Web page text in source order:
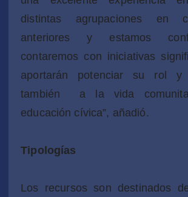
distintas agrupaciones en
anteriores y estamos
contaremos con iniciativas
aportarán potenciar su rol y
también a la vida
educación cívica”, añadió.
Tipologías
Los recursos son destinados